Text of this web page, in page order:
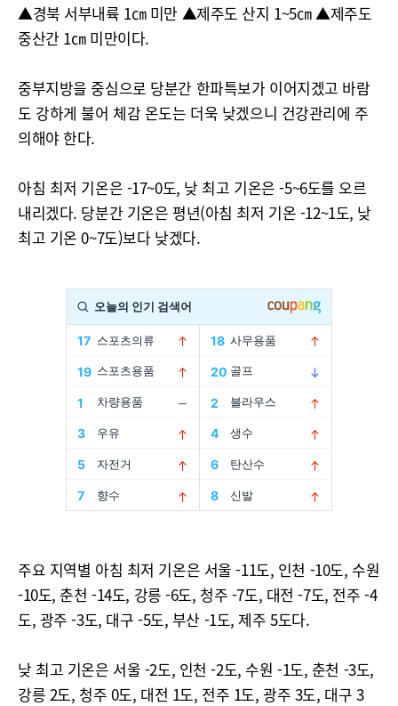
▲경북 서부내륙 1㎝ 미만 ▲제주도 산지 1~5㎝ ▲제주도
중산간 1㎝ 미만이다.
중부지방을 중심으로 당분간 한파특보가 이어지겠고 바람
도 강하게 불어 체감 온도는 더욱 낮겠으니 건강관리에 주
의해야 한다.
아침 최저 기온은 -17~0도, 낮 최고 기온은 -5~6도를 오르
내리겠다. 당분간 기온은 평년(아침 최저 기온 -12~1도, 낮
최고 기온 0~7도)보다 낮겠다.
주요 지역별 아침 최저 기온은 서울 -11도, 인천 -10도, 수원
-10도, 춘천 -14도, 강릉 -6도, 청주 -7도, 대전 -7도, 전주 -4
도, 광주 -3도, 대구 -5도, 부산 -1도, 제주 5도다.
낮 최고 기온은 서울 -2도, 인천 -2도, 수원 -1도, 춘천 -3도,
강릉 2도, 청주 0도, 대전 1도, 전주 1도, 광주 3도, 대구 3